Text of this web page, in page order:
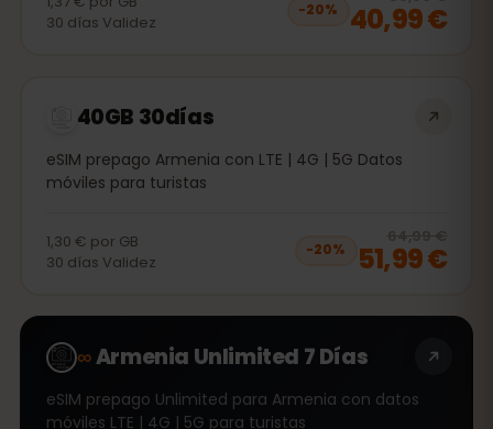
30 días Validez
−20% 40,99 €
40GB 30días
eSIM prepago Armenia con LTE | 4G | 5G Datos
móviles para turistas
1,30 € por GB
30 días Validez
−20%
64,99 €
51,99 €
∞Armenia Unlimited 7 Días
eSIM prepago Unlimited para Armenia con datos
móviles LTE | 4G | 5G para turistas